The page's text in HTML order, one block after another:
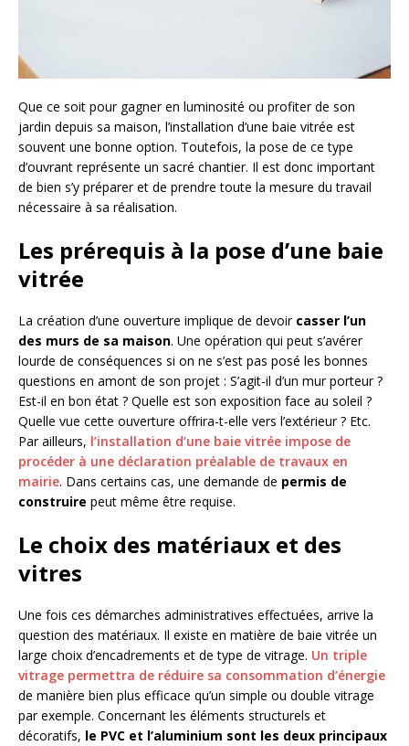
Que ce soit pour gagner en luminosité ou profiter de son
jardin depuis sa maison, l’installation d’une baie vitrée est
souvent une bonne option. Toutefois, la pose de ce type
d’ouvrant représente un sacré chantier. Il est donc important
de bien s’y préparer et de prendre toute la mesure du travail
nécessaire à sa réalisation.
Les prérequis à la pose d’une baie
vitrée
La création d’une ouverture implique de devoir casser l’un
des murs de sa maison. Une opération qui peut s’avérer
lourde de conséquences si on ne s’est pas posé les bonnes
questions en amont de son projet : S’agit-il d’un mur porteur ?
Est-il en bon état ? Quelle est son exposition face au soleil ?
Quelle vue cette ouverture offrira-t-elle vers l’extérieur ? Etc.
Par ailleurs, l’installation d’une baie vitrée impose de
procéder à une déclaration préalable de travaux en
mairie. Dans certains cas, une demande de permis de
construire peut même être requise.
Le choix des matériaux et des
vitres
Une fois ces démarches administratives effectuées, arrive la
question des matériaux. Il existe en matière de baie vitrée un
large choix d’encadrements et de type de vitrage. Un triple
vitrage permettra de réduire sa consommation d’énergie
de manière bien plus efficace qu’un simple ou double vitrage
par exemple. Concernant les éléments structurels et
décoratifs, le PVC et l’aluminium sont les deux principaux